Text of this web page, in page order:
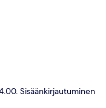
Sisäänkirjautuminen